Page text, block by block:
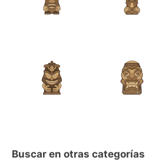
Buscar en otras categorías